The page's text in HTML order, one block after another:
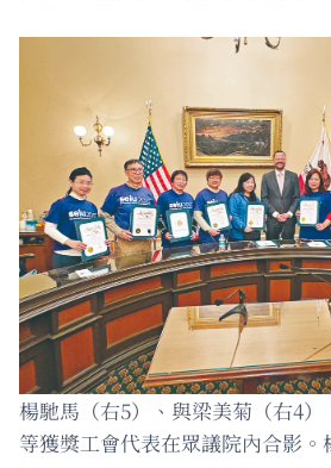
楊馳馬（右5）、與梁美菊（右4）
等獲獎工會代表在眾議院內合影